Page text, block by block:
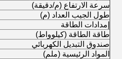
سرعة الارتفاع (م/دقيقة)
طول الجيب العداد (م)
إمدادات الطاقة
طاقة الطاقة (كيلوواط)
صندوق التبديل الكهربائي
المواد الرئيسية (ملم)